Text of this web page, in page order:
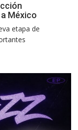
México
etapa de